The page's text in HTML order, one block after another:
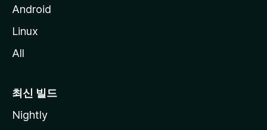
Android
Linux
All
최신 빌드
Nightly